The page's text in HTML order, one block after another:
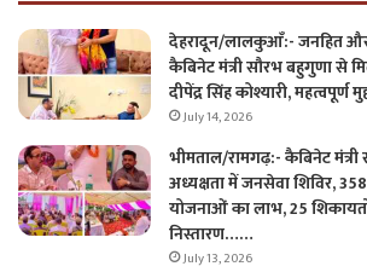
देहरादून/लालकुआँ:- जनहित
कैबिनेट मंत्री सौरभ बहुगुणा से
दीपेंद्र सिंह कोश्यारी, महत्वपूर्ण
July 14, 2026
भीमताल/रामगढ़:- कैबिनेट मंत्री
अध्यक्षता में जनसेवा शिविर, 358
योजनाओं का लाभ, 25
निस्तारण……
July 13, 2026